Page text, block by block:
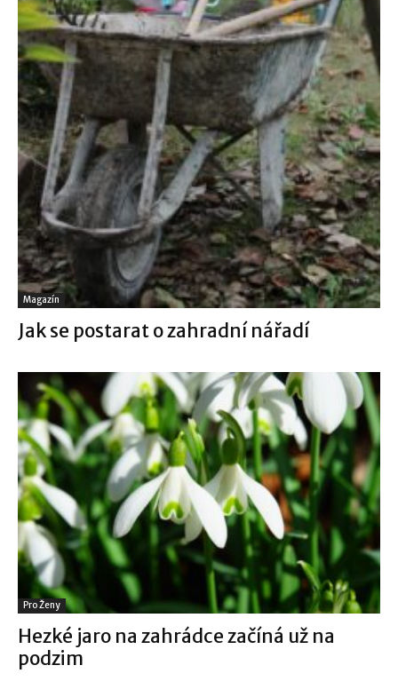
Magazín
Jak se postarat o zahradní nářadí
Pro Ženy
Hezké jaro na zahrádce začíná už na
podzim